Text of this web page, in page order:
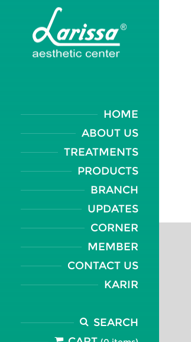
HOME
ABOUT US
TREATMENTS
PRODUCTS
BRANCH
UPDATES
CORNER
MEMBER
CONTACT US
KARIR
SEARCH